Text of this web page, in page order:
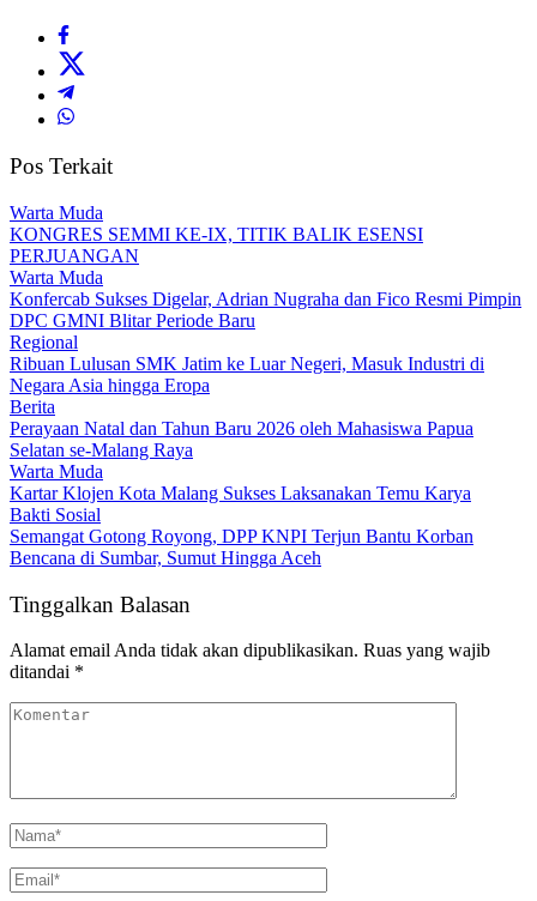
Pos Terkait
Warta Muda
KONGRES SEMMI KE-IX, TITIK BALIK ESENSI
PERJUANGAN
Warta Muda
Konfercab Sukses Digelar, Adrian Nugraha dan Fico Resmi Pimpin
DPC GMNI Blitar Periode Baru
Regional
Ribuan Lulusan SMK Jatim ke Luar Negeri, Masuk Industri di
Negara Asia hingga Eropa
Berita
Perayaan Natal dan Tahun Baru 2026 oleh Mahasiswa Papua
Selatan se-Malang Raya
Warta Muda
Kartar Klojen Kota Malang Sukses Laksanakan Temu Karya
Bakti Sosial
Semangat Gotong Royong, DPP KNPI Terjun Bantu Korban
Bencana di Sumbar, Sumut Hingga Aceh
Tinggalkan Balasan
Alamat email Anda tidak akan dipublikasikan. Ruas yang wajib
ditandai *